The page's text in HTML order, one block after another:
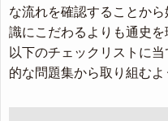
な流れを確認することか
識にこだわるよりも通史を
以下のチェックリストに
的な問題集から取り組むよ